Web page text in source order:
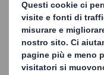
nel rispetto delle
perché DS Smith
contrario, il nostro
utile il 100% delle